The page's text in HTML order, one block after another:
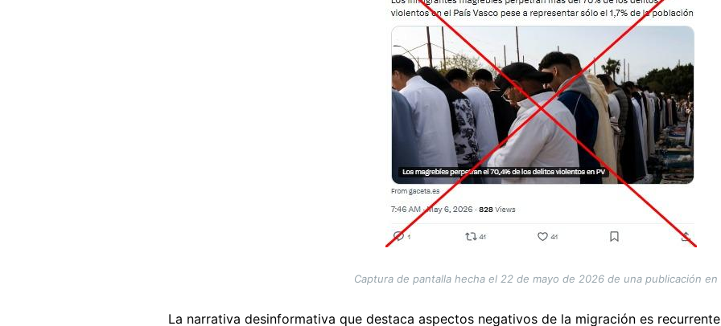
Captura de pantalla hecha el 22 de mayo de 2026 de una publicación en
La narrativa desinformativa que destaca aspectos negativos de la migración es